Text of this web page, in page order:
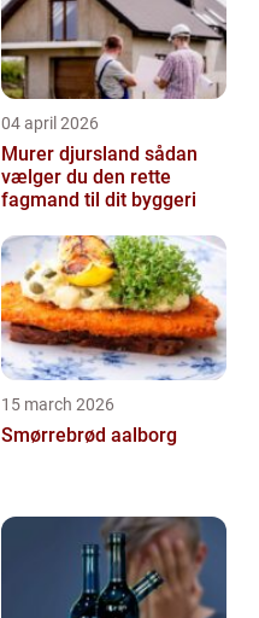
04 april 2026
Murer djursland sådan
vælger du den rette
fagmand til dit byggeri
15 march 2026
Smørrebrød aalborg